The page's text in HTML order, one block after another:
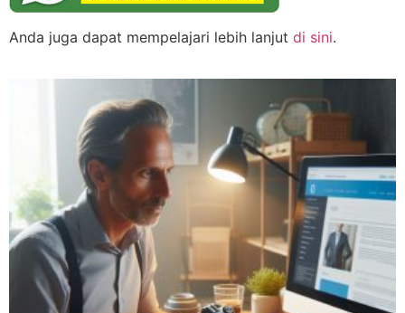
Anda juga dapat mempelajari lebih lanjut di sini.